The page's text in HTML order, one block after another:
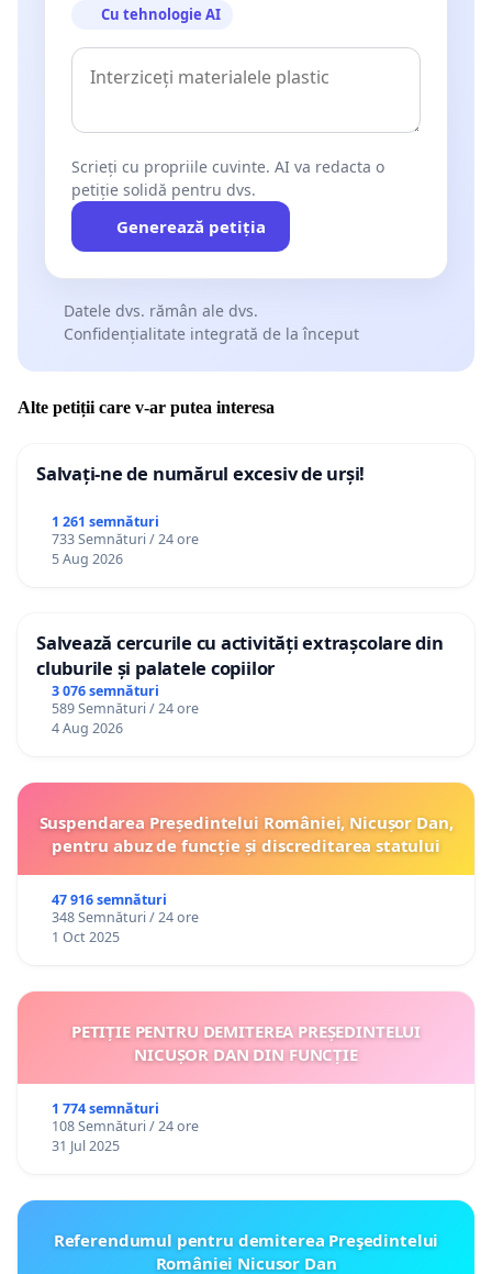
Cu tehnologie AI
Scrieți cu propriile cuvinte. AI va redacta o
petiție solidă pentru dvs.
Generează petiția
Datele dvs. rămân ale dvs.
Confidențialitate integrată de la început
Alte petiții care v-ar putea interesa
Salvați-ne de numărul excesiv de urși!
1 261 semnături
733 Semnături / 24 ore
5 Aug 2026
Salvează cercurile cu activități extrașcolare din
cluburile și palatele copiilor
3 076 semnături
589 Semnături / 24 ore
4 Aug 2026
Suspendarea Președintelui României, Nicușor Dan,
pentru abuz de funcție și discreditarea statului
47 916 semnături
348 Semnături / 24 ore
1 Oct 2025
PETIȚIE PENTRU DEMITEREA PREȘEDINTELUI
NICUȘOR DAN DIN FUNCȚIE
1 774 semnături
108 Semnături / 24 ore
31 Jul 2025
Referendumul pentru demiterea Preşedintelui
României Nicusor Dan